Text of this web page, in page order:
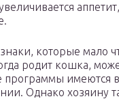
которые мало
родит кошка,
программы имеются
Однако хозяину